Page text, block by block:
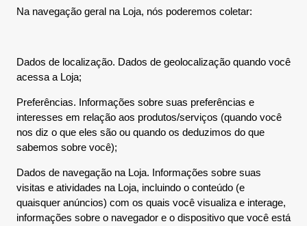
Na navegação geral na Loja, nós poderemos coletar:
Dados de localização. Dados de geolocalização quando você
acessa a Loja;
Preferências. Informações sobre suas preferências e
interesses em relação aos produtos/serviços (quando você
nos diz o que eles são ou quando os deduzimos do que
sabemos sobre você);
Dados de navegação na Loja. Informações sobre suas
visitas e atividades na Loja, incluindo o conteúdo (e
quaisquer anúncios) com os quais você visualiza e interage,
informações sobre o navegador e o dispositivo que você está